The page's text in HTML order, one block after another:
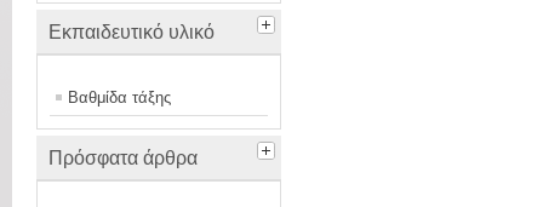
Εκπαιδευτικό υλικό
Βαθμίδα τάξης
Πρόσφατα άρθρα